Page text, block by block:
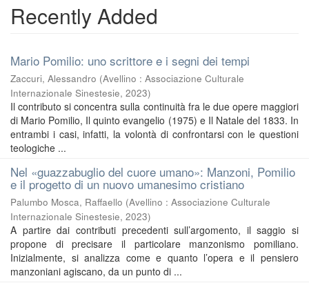
Recently Added
Mario Pomilio: uno scrittore e i segni dei tempi
Zaccuri, Alessandro (Avellino : Associazione Culturale
Internazionale Sinestesie, 2023)
Il contributo si concentra sulla continuità fra le due opere maggiori
di Mario Pomilio, Il quinto evangelio (1975) e Il Natale del 1833. In
entrambi i casi, infatti, la volontà di confrontarsi con le questioni
teologiche ...
Nel «guazzabuglio del cuore umano»: Manzoni, Pomilio
e il progetto di un nuovo umanesimo cristiano
Palumbo Mosca, Raffaello (Avellino : Associazione Culturale
Internazionale Sinestesie, 2023)
A partire dai contributi precedenti sull’argomento, il saggio si
propone di precisare il particolare manzonismo pomiliano.
Inizialmente, si analizza come e quanto l’opera e il pensiero
manzoniani agiscano, da un punto di ...